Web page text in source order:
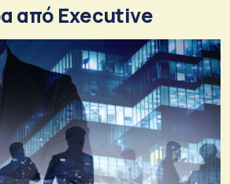
από Executive